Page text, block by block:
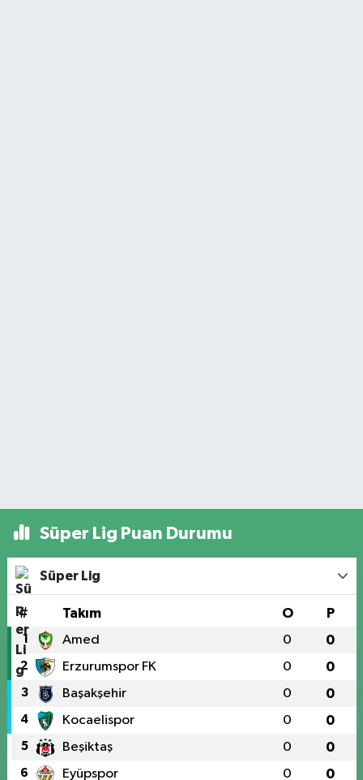
Süper Lig Puan Durumu
Süper Lig
# Takım O P
1 Amed 0 0
2 Erzurumspor FK 0 0
3 Başakşehir 0 0
4 Kocaelispor 0 0
5 Beşiktaş 0 0
6 Eyüpspor 0 0